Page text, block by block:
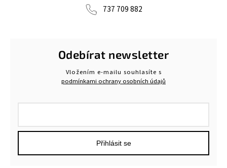
737 709 882
Odebírat newsletter
Vložením e-mailu souhlasíte s
podmínkami ochrany osobních údajů
Přihlásit se